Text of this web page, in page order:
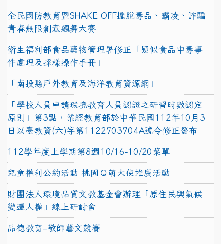
全民國防教育暨SHAKE OFF擺脫毒品、霸凌、詐騙
青春無限創意飆舞大賽
衛生福利部食品藥物管理署修正「疑似食品中毒事
件處理及採樣操作手冊」
「南投縣戶外教育及海洋教育資源網」
「學校人員申請環境教育人員認證之研習時數認定
原則」第3點，業經教育部於中華民國112年10月3
日以臺教資(六)字第1122703704A號令修正發布
112學年度上學期第8週10/16-10/20菜單
兒童權利公約活動-桃園Ｑ萌大使推廣活動
財團法人環境品質文教基金會辦理「原住民與氣候
變遷人權」線上研討會
品德教育–敬師藝文競賽